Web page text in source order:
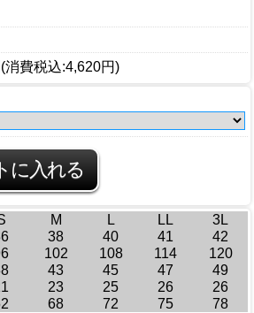
(消費税込:4,620円)
M L LL
3L
38 40 41
42
102 108 114
120
43 45 47
49
23 25 26
26
68 72 75 78